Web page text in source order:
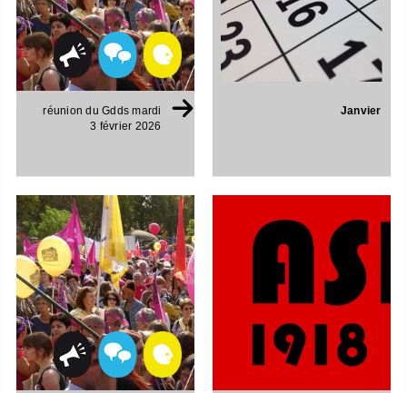
réunion du Gdds mardi
3 février 2026
Janvier